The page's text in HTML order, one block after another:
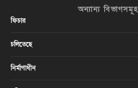
অন্যান্য বিভাগসমূহ
ফিচার
চলিতেছে
নির্মাণাধীন